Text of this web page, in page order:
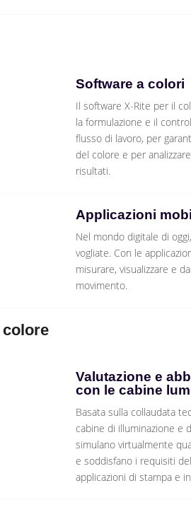
Software a colori
Il software X-Rite per il
la formulazione e il
flusso di lavoro, per
del colore e per
risultati.
Applicazioni
Nel mondo digitale di
vogliate. Con le
misurare, visualizzare e
movimento.
colore
Valutazione e
con le cabine
Basata sulla collaudata
cabine di illuminazione e
simulano virtualmente
e soddisfano i requisiti
applicazioni di stampa e